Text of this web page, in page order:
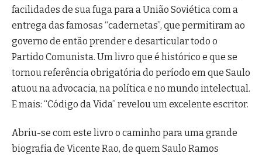
facilidades de sua fuga para a União Soviética com a
entrega das famosas “cadernetas”, que permitiram ao
governo de então prender e desarticular todo o
Partido Comunista. Um livro que é histórico e que se
tornou referência obrigatória do período em que Saulo
atuou na advocacia, na política e no mundo intelectual.
E mais: “Código da Vida” revelou um excelente escritor.
Abriu-se com este livro o caminho para uma grande
biografia de Vicente Rao, de quem Saulo Ramos